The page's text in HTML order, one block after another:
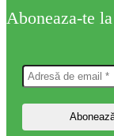
Aboneaza-te